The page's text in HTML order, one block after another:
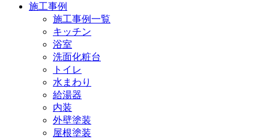
施工事例
施工事例一覧
キッチン
浴室
洗面化粧台
トイレ
水まわり
給湯器
内装
外壁塗装
屋根塗装